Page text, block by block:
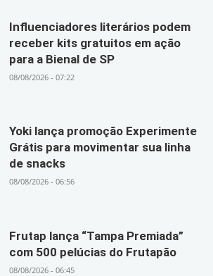
Influenciadores literários podem
receber kits gratuitos em ação
para a Bienal de SP
08/08/2026 - 07:22
Yoki lança promoção Experimente
Grátis para movimentar sua linha
de snacks
08/08/2026 - 06:56
Frutap lança “Tampa Premiada”
com 500 pelúcias do Frutapão
08/08/2026 - 06:45